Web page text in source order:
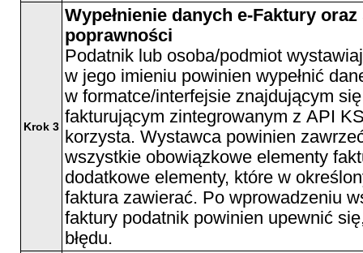
Krok 3
Wypełnienie danych e-Faktury
poprawności
Podatnik lub osoba/podmiot
w jego imieniu powinien wypełnić
w formatce/interfejsie znajdującym
fakturującym zintegrowanym z API
korzysta. Wystawca powinien
wszystkie obowiązkowe elementy
dodatkowe elementy, które w
faktura zawierać. Po wprowadzeniu
faktury podatnik powinien upewnić
błędu.